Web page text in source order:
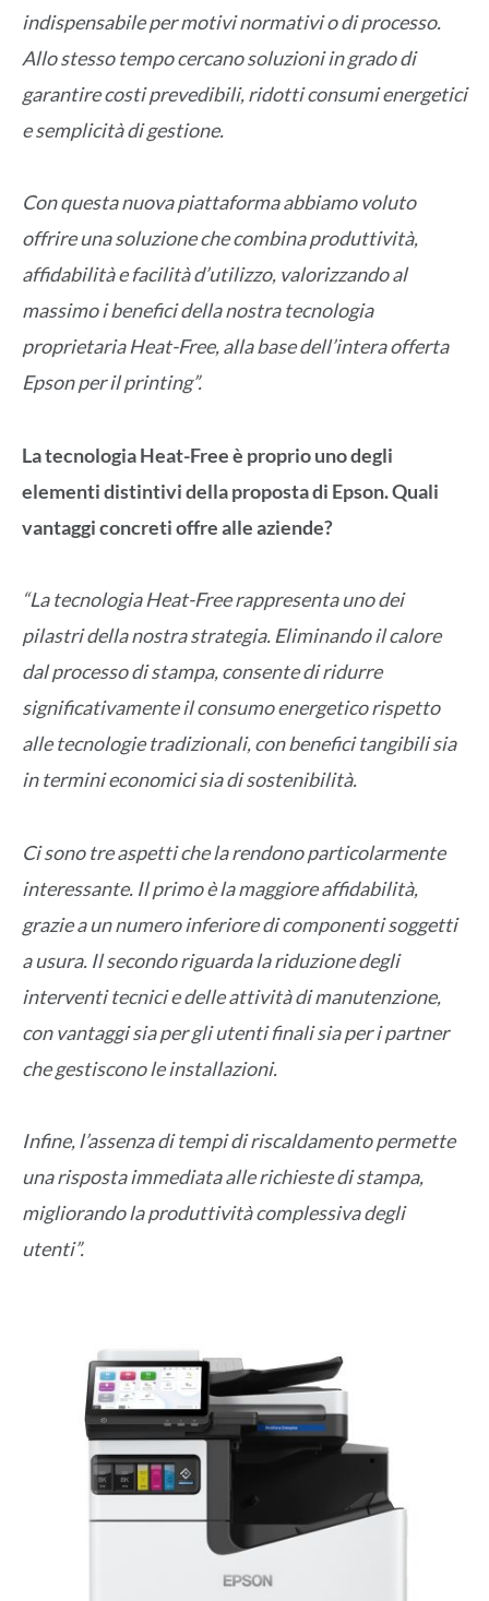
indispensabile per motivi normativi o di processo.
Allo stesso tempo cercano soluzioni in grado di
garantire costi prevedibili, ridotti consumi energetici
e semplicità di gestione.
Con questa nuova piattaforma abbiamo voluto
offrire una soluzione che combina produttività,
affidabilità e facilità d’utilizzo, valorizzando al
massimo i benefici della nostra tecnologia
proprietaria Heat-Free, alla base dell’intera offerta
Epson per il printing”.
La tecnologia Heat-Free è proprio uno degli
elementi distintivi della proposta di Epson. Quali
vantaggi concreti offre alle aziende?
“La tecnologia Heat-Free rappresenta uno dei
pilastri della nostra strategia. Eliminando il calore
dal processo di stampa, consente di ridurre
significativamente il consumo energetico rispetto
alle tecnologie tradizionali, con benefici tangibili sia
in termini economici sia di sostenibilità.
Ci sono tre aspetti che la rendono particolarmente
interessante. Il primo è la maggiore affidabilità,
grazie a un numero inferiore di componenti soggetti
a usura. Il secondo riguarda la riduzione degli
interventi tecnici e delle attività di manutenzione,
con vantaggi sia per gli utenti finali sia per i partner
che gestiscono le installazioni.
Infine, l’assenza di tempi di riscaldamento permette
una risposta immediata alle richieste di stampa,
migliorando la produttività complessiva degli
utenti”.